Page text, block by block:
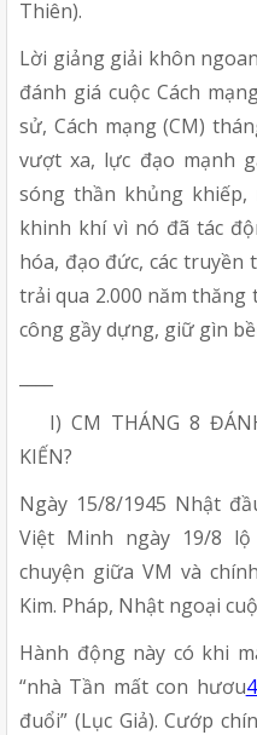
Thiên).
Lời giảng giải khôn
đánh giá cuộc Cách
sử, Cách mạng (CM)
vượt xa, lực đạo mạnh
sóng thần khủng khiếp,
khinh khí vì nó đã tác
hóa, đạo đức, các truyền
trải qua 2.000 năm
công gầy dựng, giữ gìn
I) CM THÁNG 8
KIẾN?
Ngày 15/8/1945 Nhật
Việt Minh ngày 19/8
chuyện giữa VM và
Kim. Pháp, Nhật ngoại
Hành động này có khi
“nhà Tần mất con hươu
đuổi” (Lục Giả). Cướp